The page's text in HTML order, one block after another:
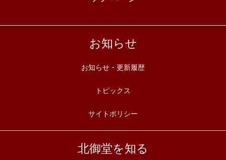
お知らせ
お知らせ・更新履歴
トピックス
サイトポリシー
北御堂を知る